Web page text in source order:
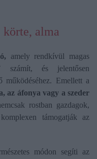
körte, alma
amely rendkívül magas
számít, és jelentősen
működéséhez. Emellett a
az áfonya vagy a szeder
rostban gazdagok,
támogatják az
módon segíti az